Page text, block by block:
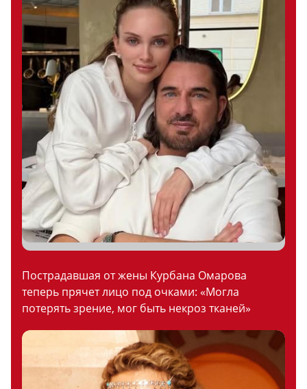
Пострадавшая от жены Курбана Омарова
теперь прячет лицо под очками: «Могла
потерять зрение, мог быть некроз тканей»